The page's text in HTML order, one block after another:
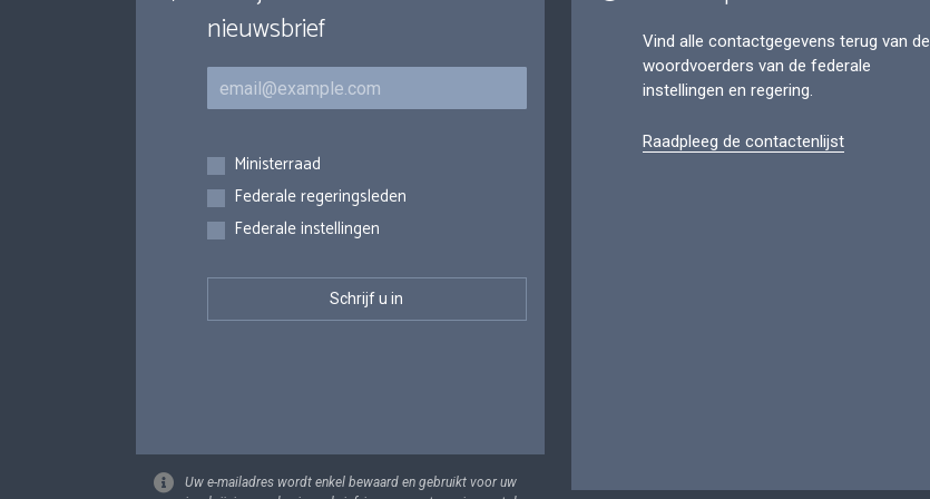
nieuwsbrief
E-mail
Inschrijvingen
Ministerraad
Federale regeringsleden
Federale instellingen
Uw e-mailadres wordt enkel bewaard en gebruikt voor uw
Vind alle contactgegevens terug van de
woordvoerders van de federale
instellingen en regering.
Raadpleeg de contactenlijst